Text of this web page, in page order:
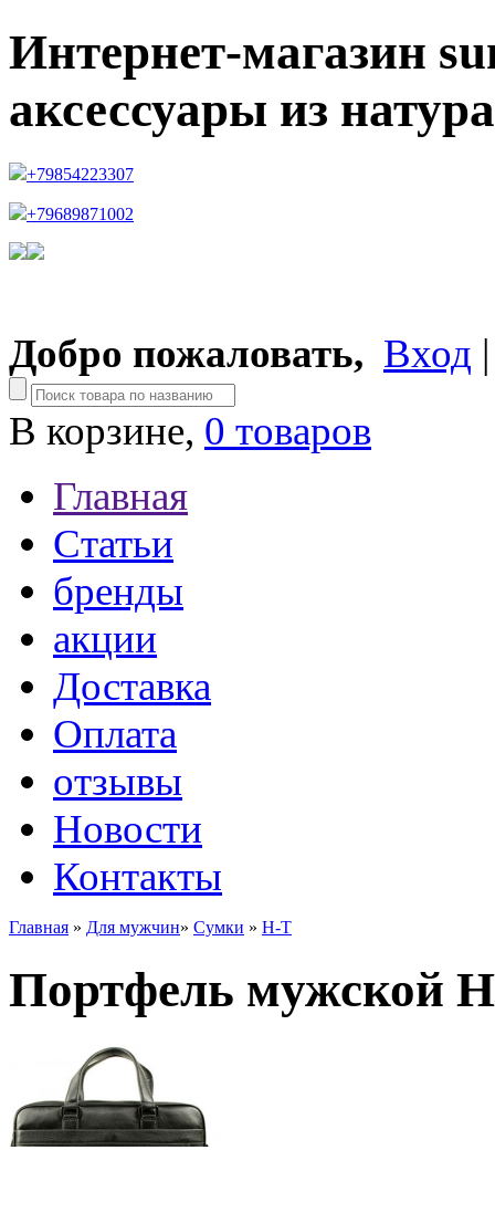
Интернет-магазин
аксессуары из
+79854223307
+79689871002
Добро пожаловать, Вход
В корзине, 0 товаров
Главная
Статьи
бренды
акции
Доставка
Оплата
отзывы
Новости
Контакты
Главная » Для мужчин» Сумки » H-T
Портфель мужской